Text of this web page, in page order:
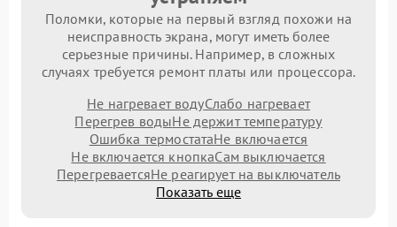
Поломки, которые на первый взгляд похожи на
неисправность экрана, могут иметь более
серьезные причины. Например, в сложных
случаях требуется ремонт платы или процессора.
Не нагревает водуСлабо нагревает
Перегрев водыНе держит температуру
Ошибка термостатаНе включается
Не включается кнопкаСам выключается
ПерегреваетсяНе реагирует на выключатель
Показать еще